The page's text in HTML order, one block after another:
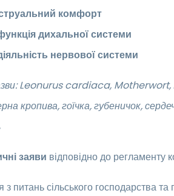
комфорт
дихальної системи
нервової системи
Leonurus cardiaca, Motherwort,
кропива, гоїчка, губеничок,
заяви відповідно до
з питань сільського господарства